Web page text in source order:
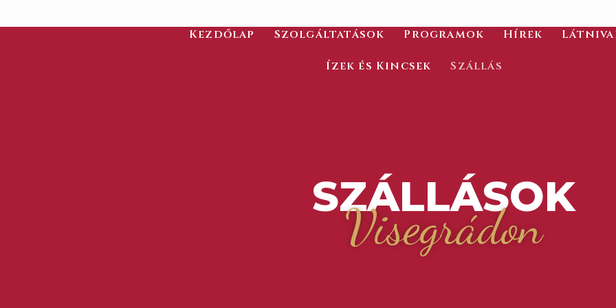
Kezdőlap Szolgáltatások Programok Hírek
Ízek és Kincsek Szállás
SZÁLLÁSOK
Visegrádon